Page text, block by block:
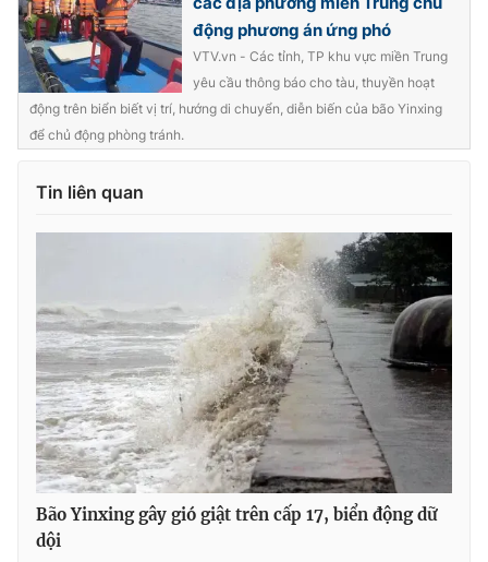
động phương án ứng phó
VTV.vn - Các tỉnh, TP khu vực miền Trung
yêu cầu thông báo cho tàu, thuyền hoạt
động trên biển biết vị trí, hướng di chuyển, diễn biến của bão Yinxing
để chủ động phòng tránh.
Tin liên quan
Bão Yinxing gây gió giật trên cấp 17, biển động dữ
dội